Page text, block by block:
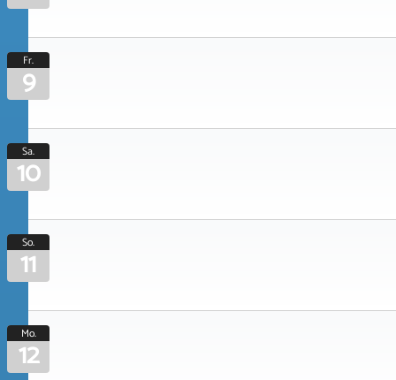
Fr.
9
Sa.
10
So.
11
Mo.
12